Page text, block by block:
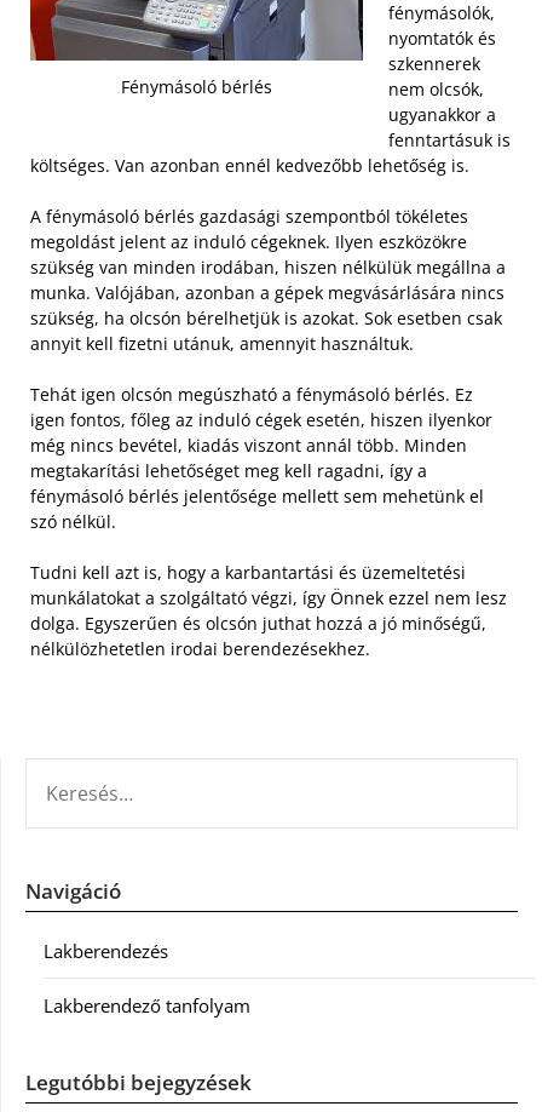
Fénymásoló bérlés
fénymásolók,
nyomtatók és
szkennerek
nem olcsók,
ugyanakkor a
fenntartásuk is
költséges. Van azonban ennél kedvezőbb lehetőség is.
A fénymásoló bérlés gazdasági szempontból tökéletes
megoldást jelent az induló cégeknek. Ilyen eszközökre
szükség van minden irodában, hiszen nélkülük megállna a
munka. Valójában, azonban a gépek megvásárlására nincs
szükség, ha olcsón bérelhetjük is azokat. Sok esetben csak
annyit kell fizetni utánuk, amennyit használtuk.
Tehát igen olcsón megúszható a fénymásoló bérlés. Ez
igen fontos, főleg az induló cégek esetén, hiszen ilyenkor
még nincs bevétel, kiadás viszont annál több. Minden
megtakarítási lehetőséget meg kell ragadni, így a
fénymásoló bérlés jelentősége mellett sem mehetünk el
szó nélkül.
Tudni kell azt is, hogy a karbantartási és üzemeltetési
munkálatokat a szolgáltató végzi, így Önnek ezzel nem lesz
dolga. Egyszerűen és olcsón juthat hozzá a jó minőségű,
nélkülözhetetlen irodai berendezésekhez.
Navigáció
Lakberendezés
Lakberendező tanfolyam
Legutóbbi bejegyzések